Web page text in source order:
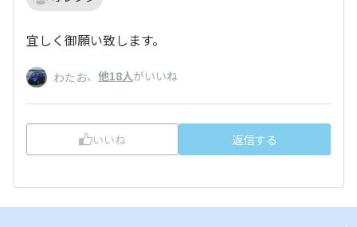
宜しく御願い致します。
わたお、 他18人がいいね
いいね 返信する